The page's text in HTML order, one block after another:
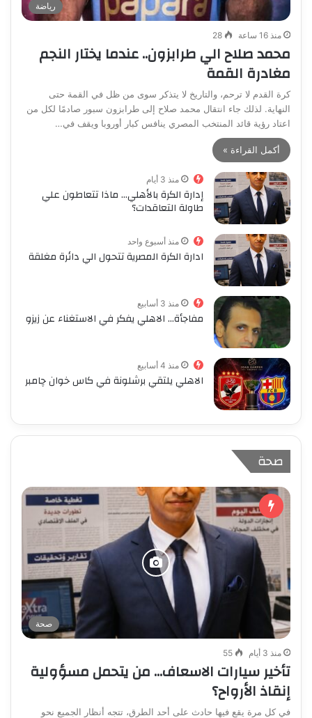
رياضة
منذ 16 ساعة 28
محمد صلاح الي طرابزون.. عندما يختار النجم
مغادرة القمة
كرة القدم لا ترحم، والتاريخ لا يتذكر سوى من ظل في القمة حتى
النهاية. لذلك جاء انتقال محمد صلاح إلى طرابزون سبور صادمًا لكل من
اعتاد رؤية قائد المنتخب المصري ينافس كبار أوروبا ويقف في…
أكمل القراءة »
منذ 3 أيام
إدارة الكرة بالأهلي… ماذا تتعاطون علي
طاولة التعاقدات؟
منذ أسبوع واحد
ادارة الكرة المصرية تتحول الي دائرة مغلقة
منذ 3 أسابيع
مفاجأة… الاهلي يفكر في الاستغناء عن زيزو
منذ 4 أسابيع
الاهلي يلتقي برشلونة في كاس خوان چامبر
صحة
صحة
منذ 3 أيام 55
تأخير سيارات الاسعاف… من يتحمل مسؤولية
إنقاذ الأرواح؟
في كل مرة يقع فيها حادث على أحد الطرق، تتجه أنظار الجميع نحو